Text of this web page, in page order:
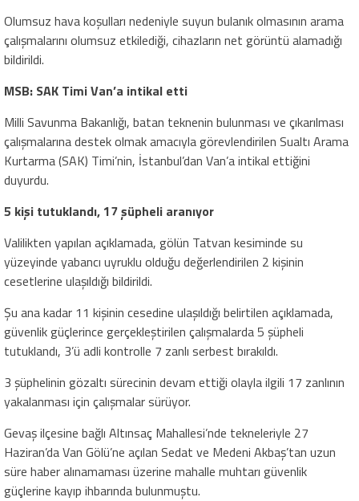
Olumsuz hava koşulları nedeniyle suyun bulanık olmasının arama
çalışmalarını olumsuz etkilediği, cihazların net görüntü alamadığı
bildirildi.
MSB: SAK Timi Van’a intikal etti
Milli Savunma Bakanlığı, batan teknenin bulunması ve çıkarılması
çalışmalarına destek olmak amacıyla görevlendirilen Sualtı Arama
Kurtarma (SAK) Timi’nin, İstanbul’dan Van’a intikal ettiğini
duyurdu.
5 kişi tutuklandı, 17 şüpheli aranıyor
Valilikten yapılan açıklamada, gölün Tatvan kesiminde su
yüzeyinde yabancı uyruklu olduğu değerlendirilen 2 kişinin
cesetlerine ulaşıldığı bildirildi.
Şu ana kadar 11 kişinin cesedine ulaşıldığı belirtilen açıklamada,
güvenlik güçlerince gerçekleştirilen çalışmalarda 5 şüpheli
tutuklandı, 3’ü adli kontrolle 7 zanlı serbest bırakıldı.
3 şüphelinin gözaltı sürecinin devam ettiği olayla ilgili 17 zanlının
yakalanması için çalışmalar sürüyor.
Gevaş ilçesine bağlı Altınsaç Mahallesi’nde tekneleriyle 27
Haziran’da Van Gölü’ne açılan Sedat ve Medeni Akbaş’tan uzun
süre haber alınamaması üzerine mahalle muhtarı güvenlik
güçlerine kayıp ihbarında bulunmuştu.